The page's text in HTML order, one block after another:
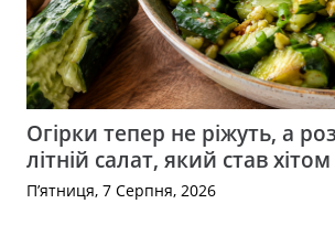
Огірки тепер не ріжуть, а
літній салат, який став
П’ятниця, 7 Серпня, 2026